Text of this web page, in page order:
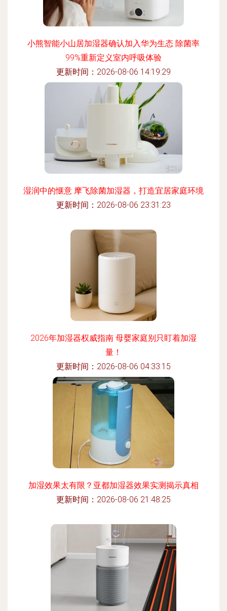
小熊智能小山居加湿器确认加入华为生态 除菌率
99%重新定义室内呼吸体验
更新时间：2026-08-06 14:19:29
湿润中的惬意 摩飞除菌加湿器，打造宜居家庭环境
更新时间：2026-08-06 23:31:23
2026年加湿器权威指南 母婴家庭别只盯着加湿
量！
更新时间：2026-08-06 04:33:15
加湿效果太有限？亚都加湿器效果实测揭示真相
更新时间：2026-08-06 21:48:25